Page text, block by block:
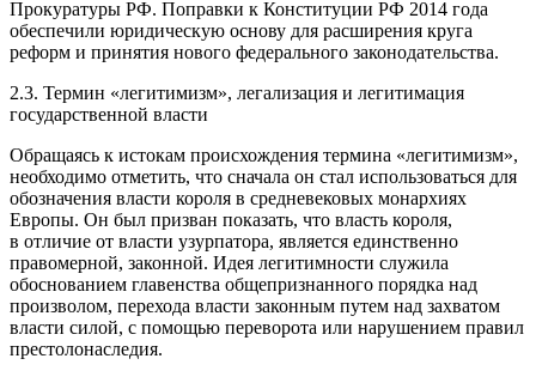
Прокуратуры РФ. Поправки к Конституции РФ 2014 года
обеспечили юридическую основу для расширения круга
реформ и принятия нового федерального законодательства.
2.3. Термин «легитимизм», легализация и легитимация
государственной власти
Обращаясь к истокам происхождения термина «легитимизм»,
необходимо отметить, что сначала он стал использоваться для
обозначения власти короля в средневековых монархиях
Европы. Он был призван показать, что власть короля,
в отличие от власти узурпатора, является единственно
правомерной, законной. Идея легитимности служила
обоснованием главенства общепризнанного порядка над
произволом, перехода власти законным путем над захватом
власти силой, с помощью переворота или нарушением правил
престолонаследия.